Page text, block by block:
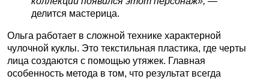
делится мастерица.
Ольга работает в сложной технике характерной
чулочной куклы. Это текстильная пластика, где черты
лица создаются с помощью утяжек. Главная
особенность метода в том, что результат всегда